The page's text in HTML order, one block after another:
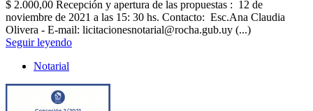
$ 2.000,00 Recepción y apertura de las propuestas : 12 de
noviembre de 2021 a las 15: 30 hs. Contacto: Esc.Ana Claudia
Olivera - E-mail: licitacionesnotarial@rocha.gub.uy (...)
Seguir leyendo
Notarial